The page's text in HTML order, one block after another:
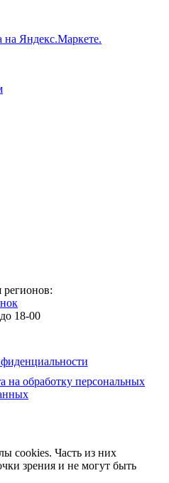
регионов:
18-00
на обработку персональных
cookies. Часть из них
зрения и не могут быть